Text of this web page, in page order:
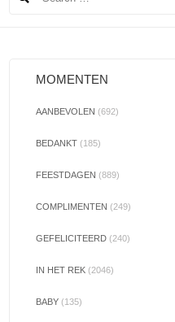
MOMENTEN
AANBEVOLEN (692)
BEDANKT (185)
FEESTDAGEN (889)
COMPLIMENTEN (249)
GEFELICITEERD (240)
IN HET REK (2046)
BABY (135)